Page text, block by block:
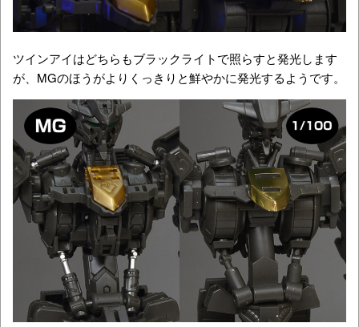
ツインアイはどちらもブラックライトで照らすと発光します
が、MGのほうがよりくっきりと鮮やかに発光するようです。